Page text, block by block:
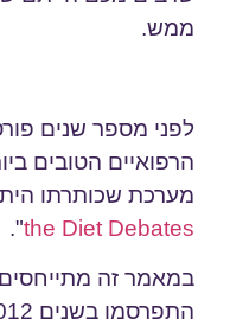
ממש.
לפני מספר שנים
מערכת שכותרתו
the Diet Debates
".